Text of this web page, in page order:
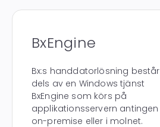
BxEngine
Bx:s handdatorlösning består
dels av en Windows tjänst
BxEngine som körs på
applikationsservern antingen
on-premise eller i molnet.